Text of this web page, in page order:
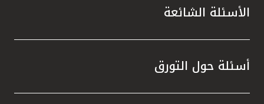
الأسئلة الشائعة
أسئلة حول التورق